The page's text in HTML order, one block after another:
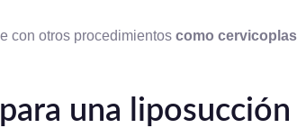
con otros procedimientos como
una